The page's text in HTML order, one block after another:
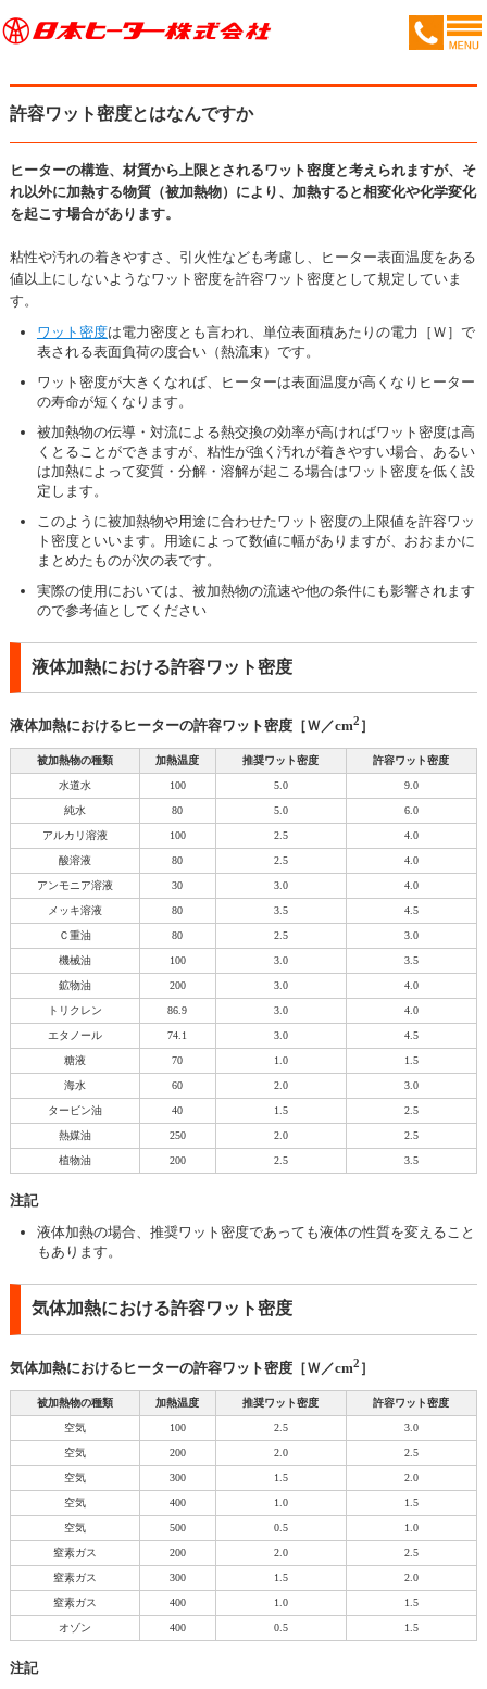
許容ワット密度とはなんですか
ヒーターの構造、材質から上限とされるワット密度と考えられますが、そ
れ以外に加熱する物質（被加熱物）により、加熱すると相変化や化学変化
を起こす場合があります。
粘性や汚れの着きやすさ、引火性なども考慮し、ヒーター表面温度をある
値以上にしないようなワット密度を許容ワット密度として規定していま
す。
ワット密度は電力密度とも言われ、単位表面積あたりの電力［Ｗ］で
表される表面負荷の度合い（熱流束）です。
ワット密度が大きくなれば、ヒーターは表面温度が高くなりヒーター
の寿命が短くなります。
被加熱物の伝導・対流による熱交換の効率が高ければワット密度は高
くとることができますが、粘性が強く汚れが着きやすい場合、あるい
は加熱によって変質・分解・溶解が起こる場合はワット密度を低く設
定します。
このように被加熱物や用途に合わせたワット密度の上限値を許容ワッ
ト密度といいます。用途によって数値に幅がありますが、おおまかに
まとめたものが次の表です。
実際の使用においては、被加熱物の流速や他の条件にも影響されます
ので参考値としてください
液体加熱における許容ワット密度
液体加熱におけるヒーターの許容ワット密度［Ｗ／cm2 ］
被加熱物の種類 加熱温度 推奨ワット密度 許容ワット密度
水道水 100 5.0 9.0
純水 80 5.0 6.0
アルカリ溶液 100 2.5 4.0
酸溶液 80 2.5 4.0
アンモニア溶液 30 3.0 4.0
メッキ溶液 80 3.5 4.5
Ｃ重油 80 2.5 3.0
機械油 100 3.0 3.5
鉱物油 200 3.0 4.0
トリクレン 86.9 3.0 4.0
エタノール 74.1 3.0 4.5
糖液 70 1.0 1.5
海水 60 2.0 3.0
タービン油 40 1.5 2.5
熱媒油 250 2.0 2.5
植物油 200 2.5 3.5
注記
液体加熱の場合、推奨ワット密度であっても液体の性質を変えること
もあります。
気体加熱における許容ワット密度
気体加熱におけるヒーターの許容ワット密度［Ｗ／cm2 ］
被加熱物の種類 加熱温度 推奨ワット密度 許容ワット密度
空気 100 2.5 3.0
空気 200 2.0 2.5
空気 300 1.5 2.0
空気 400 1.0 1.5
空気 500 0.5 1.0
窒素ガス 200 2.0 2.5
窒素ガス 300 1.5 2.0
窒素ガス 400 1.0 1.5
オゾン 400 0.5 1.5
注記